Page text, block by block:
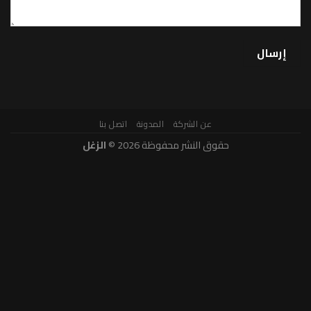
المدونة اتصل بنا
حقوق النشر محفوظة 2026 © الزغل